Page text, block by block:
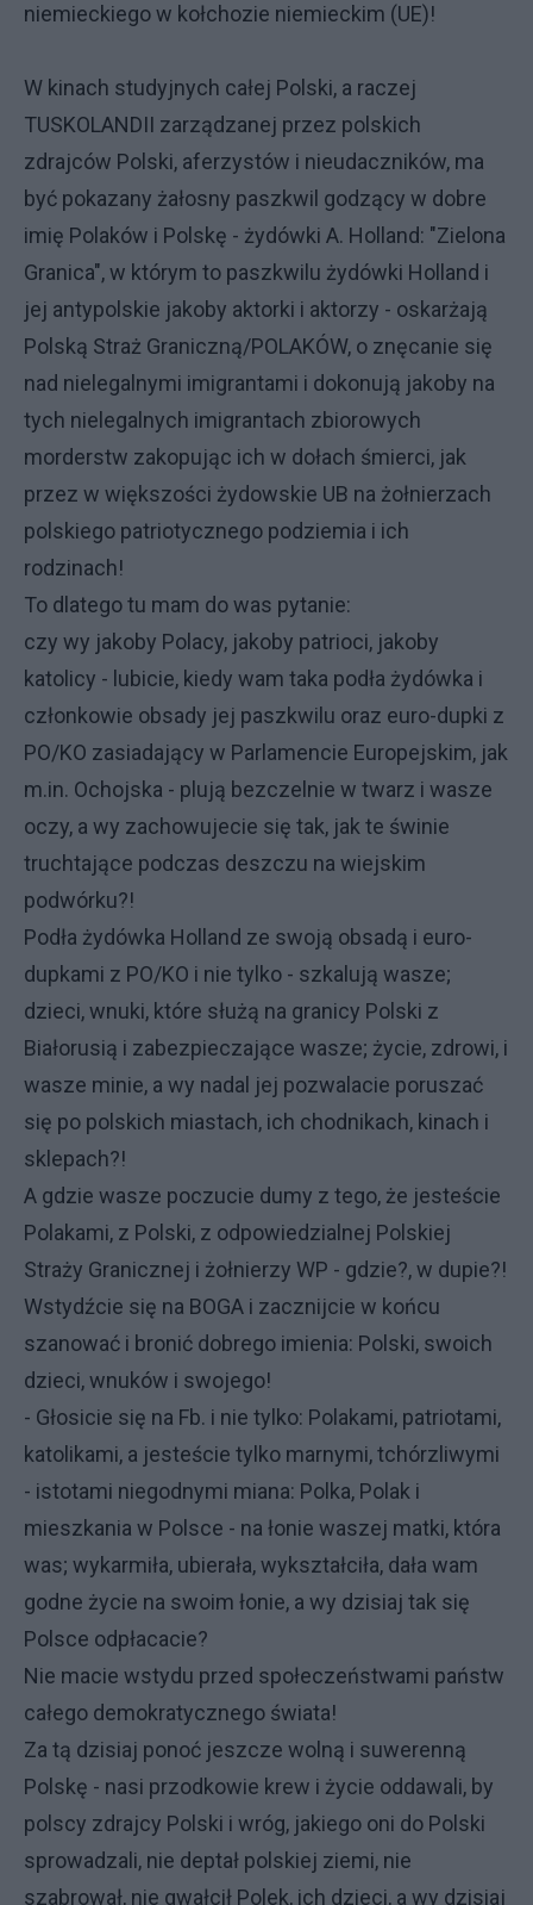
niemieckiego w kołchozie niemieckim (UE)!
W kinach studyjnych całej Polski, a raczej
TUSKOLANDII zarządzanej przez polskich
zdrajców Polski, aferzystów i nieudaczników, ma
być pokazany żałosny paszkwil godzący w dobre
imię Polaków i Polskę - żydówki A. Holland: "Zielona
Granica", w którym to paszkwilu żydówki Holland i
jej antypolskie jakoby aktorki i aktorzy - oskarżają
Polską Straż Graniczną/POLAKÓW, o znęcanie się
nad nielegalnymi imigrantami i dokonują jakoby na
tych nielegalnych imigrantach zbiorowych
morderstw zakopując ich w dołach śmierci, jak
przez w większości żydowskie UB na żołnierzach
polskiego patriotycznego podziemia i ich
rodzinach!
To dlatego tu mam do was pytanie:
czy wy jakoby Polacy, jakoby patrioci, jakoby
katolicy - lubicie, kiedy wam taka podła żydówka i
członkowie obsady jej paszkwilu oraz euro-dupki z
PO/KO zasiadający w Parlamencie Europejskim, jak
m.in. Ochojska - plują bezczelnie w twarz i wasze
oczy, a wy zachowujecie się tak, jak te świnie
truchtające podczas deszczu na wiejskim
podwórku?!
Podła żydówka Holland ze swoją obsadą i euro-
dupkami z PO/KO i nie tylko - szkalują wasze;
dzieci, wnuki, które służą na granicy Polski z
Białorusią i zabezpieczające wasze; życie, zdrowi, i
wasze minie, a wy nadal jej pozwalacie poruszać
się po polskich miastach, ich chodnikach, kinach i
sklepach?!
A gdzie wasze poczucie dumy z tego, że jesteście
Polakami, z Polski, z odpowiedzialnej Polskiej
Straży Granicznej i żołnierzy WP - gdzie?, w dupie?!
Wstydźcie się na BOGA i zacznijcie w końcu
szanować i bronić dobrego imienia: Polski, swoich
dzieci, wnuków i swojego!
- Głosicie się na Fb. i nie tylko: Polakami, patriotami,
katolikami, a jesteście tylko marnymi, tchórzliwymi
- istotami niegodnymi miana: Polka, Polak i
mieszkania w Polsce - na łonie waszej matki, która
was; wykarmiła, ubierała, wykształciła, dała wam
godne życie na swoim łonie, a wy dzisiaj tak się
Polsce odpłacacie?
Nie macie wstydu przed społeczeństwami państw
całego demokratycznego świata!
Za tą dzisiaj ponoć jeszcze wolną i suwerenną
Polskę - nasi przodkowie krew i życie oddawali, by
polscy zdrajcy Polski i wróg, jakiego oni do Polski
sprowadzali, nie deptał polskiej ziemi, nie
szabrował, nie gwałcił Polek, ich dzieci, a wy dzisiaj